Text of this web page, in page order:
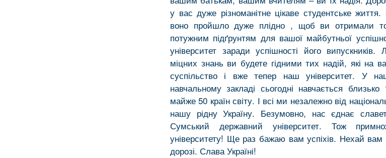
у вас дуже різноманітне цікаве студентське
воно пройшло дуже плідно , щоб ви отримали
потужним підґрунтям для вашої майбутньої
університет заради успішності його
міцних знань ви будете гідними тих надій, які на
суспільство і вже тепер наш університет. У
навчальному закладі сьогодні навчається близько
майже 50 країн світу. І всі ми незалежно від
нашу рідну Україну. Безумовно, нас єднає
Сумський державний університет. Тож
університету! Ще раз бажаю вам успіхів. Нехай
дорозі. Слава Україні!